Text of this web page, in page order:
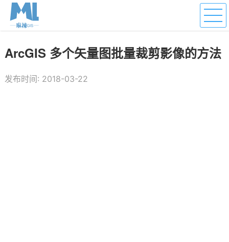
ArcGIS 多个矢量图批量裁剪影像的方法
发布时间: 2018-03-22